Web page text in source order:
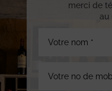
merci de
au